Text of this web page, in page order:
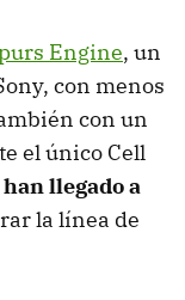
Engine, un
con menos
con un
el único Cell
han llegado a
la línea de